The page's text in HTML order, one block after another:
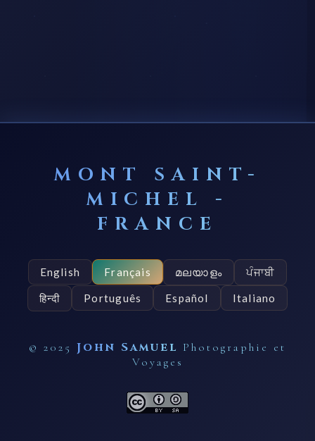
MONT SAINT-
MICHEL -
FRANCE
English Français മലയാളം ਪੰਜਾਬੀ
हिन्दी Português Español Italiano
© 2025 John Samuel Photographie et
Voyages